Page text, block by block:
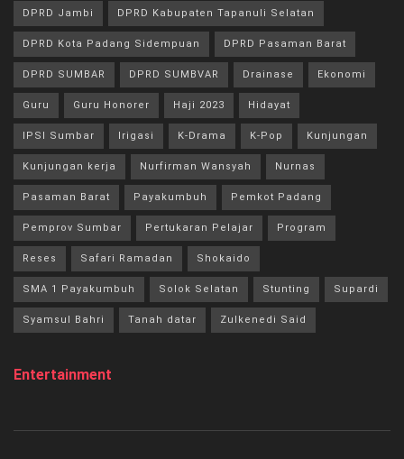
DPRD Jambi DPRD Kabupaten Tapanuli Selatan
DPRD Kota Padang Sidempuan DPRD Pasaman Barat
DPRD SUMBAR DPRD SUMBVAR Drainase Ekonomi
Guru Guru Honorer Haji 2023 Hidayat
IPSI Sumbar Irigasi K-Drama K-Pop Kunjungan
Kunjungan kerja Nurfirman Wansyah Nurnas
Pasaman Barat Payakumbuh Pemkot Padang
Pemprov Sumbar Pertukaran Pelajar Program
Reses Safari Ramadan Shokaido
SMA 1 Payakumbuh Solok Selatan Stunting Supardi
Syamsul Bahri Tanah datar Zulkenedi Said
Entertainment